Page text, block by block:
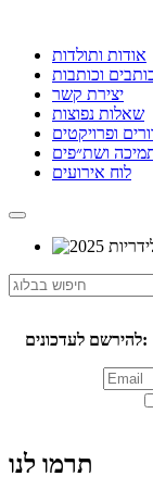
אודות ותולדות
וכותבות
יצירת קשר
שאלות נפוצות
ופרויקטים
ושת״פים
לוח אירועים
להירשם לעדכונים:
תרמו לנו